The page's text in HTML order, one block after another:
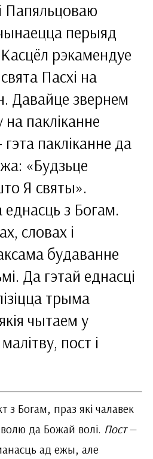
Папяльцоваю
перыяд
Касцёл рэкамендуе
Пасхі на
Давайце звернем
на пакліканне
пакліканне да
«Будзьце
Я святы».
еднасць з Богам.
словах і
будаванне
Да гэтай еднасці
трыма
чытаем у
пост і
з Богам, праз які чалавек
да Божай волі. Пост—
ад ежы, але